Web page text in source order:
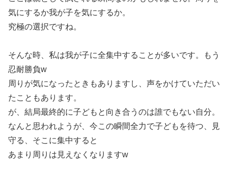
気にするか我が子を気にするか。
究極の選択ですね。
そんな時、私は我が子に全集中することが多いです。もう
忍耐勝負w
周りが気になったときもありますし、声をかけていただい
たこともあります。
が、結局最終的に子どもと向き合うのは誰でもない自分。
なんと思われようが、今この瞬間全力で子どもを待つ、見
守る、そこに集中すると
あまり周りは見えなくなりますw